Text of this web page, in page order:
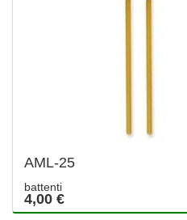
AML-25
battenti
4,00 €